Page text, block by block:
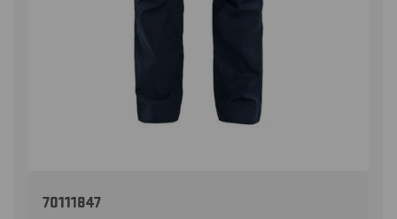
70111847